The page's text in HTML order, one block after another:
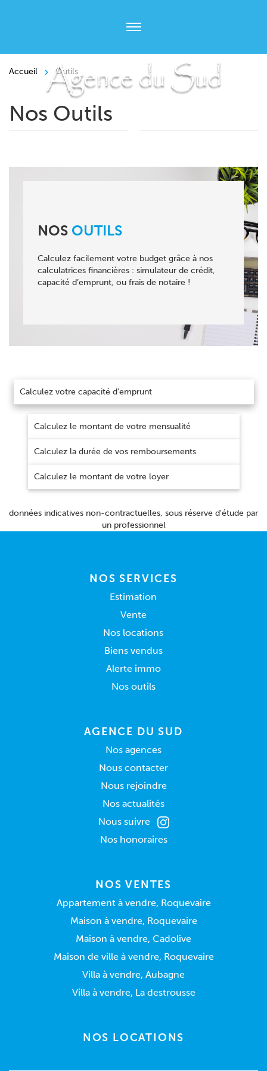
Accueil Outils
Nos Outils
NOS OUTILS
Calculez facilement votre budget grâce à nos
calculatrices financières : simulateur de crédit,
capacité d’emprunt, ou frais de notaire !
Calculez votre capacité d'emprunt
Calculez le montant de votre mensualité
Calculez la durée de vos remboursements
Calculez le montant de votre loyer
données indicatives non-contractuelles, sous réserve d'étude par
un professionnel
NOS SERVICES
Estimation
Vente
Nos locations
Biens vendus
Alerte immo
Nos outils
AGENCE DU SUD
Nos agences
Nous contacter
Nous rejoindre
Nos actualités
Nous suivre
Nos honoraires
NOS VENTES
Appartement à vendre, Roquevaire
Maison à vendre, Roquevaire
Maison à vendre, Cadolive
Maison de ville à vendre, Roquevaire
Villa à vendre, Aubagne
Villa à vendre, La destrousse
NOS LOCATIONS